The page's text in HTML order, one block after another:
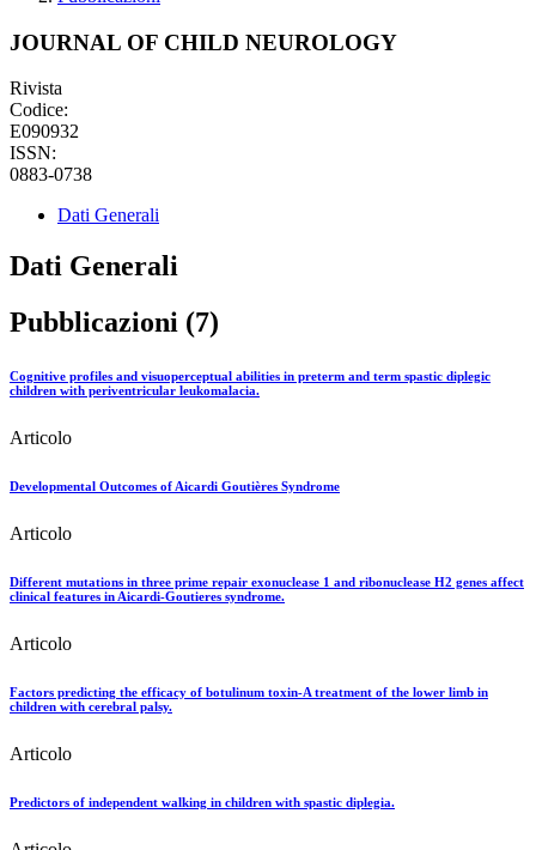
JOURNAL OF CHILD NEUROLOGY
Rivista
Codice:
E090932
ISSN:
0883-0738
Dati Generali
Dati Generali
Pubblicazioni (7)
Cognitive profiles and visuoperceptual abilities in preterm and term spastic diplegic
children with periventricular leukomalacia.
Articolo
Developmental Outcomes of Aicardi Goutières Syndrome
Articolo
Different mutations in three prime repair exonuclease 1 and ribonuclease H2 genes affect
clinical features in Aicardi-Goutieres syndrome.
Articolo
Factors predicting the efficacy of botulinum toxin-A treatment of the lower limb in
children with cerebral palsy.
Articolo
Predictors of independent walking in children with spastic diplegia.